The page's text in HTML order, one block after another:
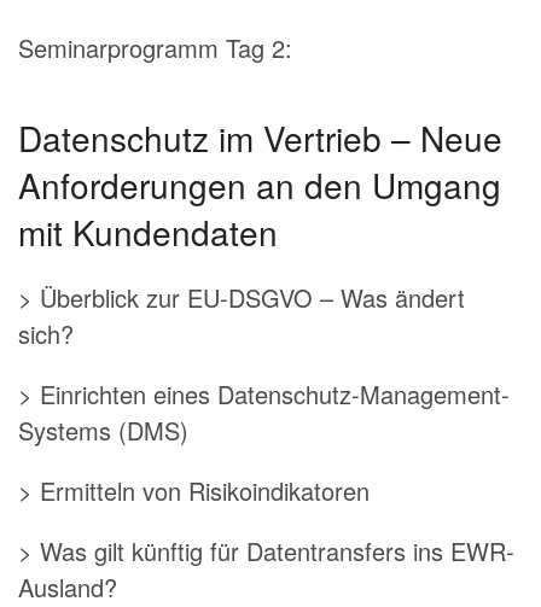
Seminarprogramm Tag 2:
Datenschutz im Vertrieb – Neue
Anforderungen an den Umgang
mit Kundendaten
> Überblick zur EU-DSGVO – Was ändert
sich?
> Einrichten eines Datenschutz-Management-
Systems (DMS)
> Ermitteln von Risikoindikatoren
> Was gilt künftig für Datentransfers ins EWR-
Ausland?